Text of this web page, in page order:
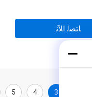
ﺎﺘﺼﻟ ﺍﻶﻧ
3
4
5